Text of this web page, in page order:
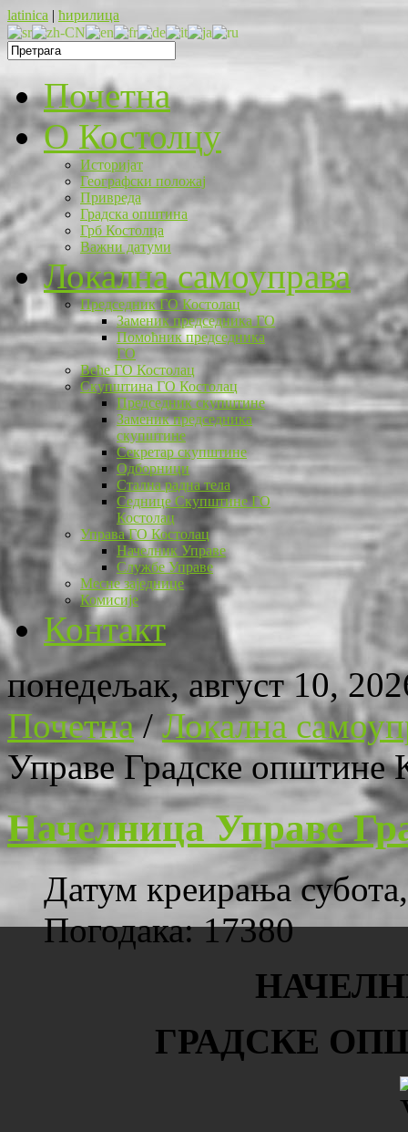
latinica | ћирилица
Почетна
O Костолцу
Историјат
Географски положај
Привреда
Градска општина
Грб Костолца
Важни датуми
Локална самоуправа
Председник ГО Костолац
Заменик председника ГО
Помоћник председника
ГО
Веће ГО Костолац
Скупштина ГО Костолац
Председник скупштине
Заменик председника
скупштине
Секретар скупштине
Одборници
Стална радна тела
Седнице Скупштине ГО
Костолац
Управа ГО Костолац
Начелник Управе
Службе Управе
Месне заједнице
Комисије
Контакт
понедељак, август 10,
Почетна/Локална
Управе Градске општине
Начелница Управе
Датум креирања
Погодака: 17380
ГРАДСКЕ